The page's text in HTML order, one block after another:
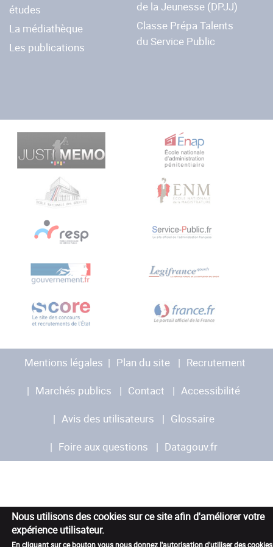
Nous utilisons des cookies sur ce site afin d'améliorer votre
expérience utilisateur.
En cliquant sur ce bouton vous nous donnez l'autorisation d'utiliser des
études
La médiathèque
Les publications
de la Jeunesse (DPJJ)
Classe Prépa Talents
du Service Public
Mentions légales Plan du site
Recrutement
Marchés publics
Contact
Accessibilité
Avis des utilisateurs
Glossaire
Foire aux questions
Datagouv.fr